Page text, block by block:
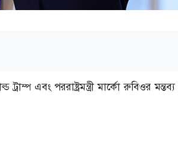
ট্রাম্প এবং পররাষ্ট্রমন্ত্রী মার্কো রুবিওর